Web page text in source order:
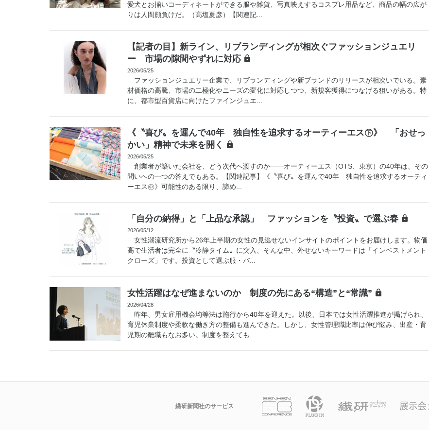
愛犬とお揃いコーディネートができる服や雑貨、写真映えするコスプレ用品など、商品の幅の広が
りは人間顔負けだ。（高塩夏彦）【関連記...
【記者の目】新ライン、リブランディングが相次ぐファッションジュエリ
ー 市場の隙間やずれに対応
2026/05/25
ファッションジュエリー企業で、リブランディングや新ブランドのリリースが相次いでいる。素
材価格の高騰、市場の二極化やニーズの変化に対応しつつ、新規客獲得につなげる狙いがある。特
に、都市型百貨店に向けたファインジュエ...
《〝喜び〟を運んで40年 独自性を追求するオーティーエス㊦》 「おせっ
かい」精神で未来を開く
2026/05/25
創業者が築いた会社を、どう次代へ渡すのか――オーティーエス（OTS、東京）の40年は、その
問いへの一つの答えでもある。【関連記事】《〝喜び〟を運んで40年 独自性を追求するオーティ
ーエス㊥》可能性のある限り、諦め...
「自分の納得」と「上品な承認」 ファッションを〝投資〟で選ぶ春
2026/05/12
女性潮流研究所から26年上半期の女性の見逃せないインサイトのポイントをお届けします。物価
高で生活者は完全に〝冷静タイム〟に突入、そんな中、外せないキーワードは「インベストメント
クローズ」です。投資として選ぶ服・バ...
女性活躍はなぜ進まないのか 制度の先にある“構造”と“常識”
2026/04/28
昨年、男女雇用機会均等法は施行から40年を迎えた。以後、日本では女性活躍推進が掲げられ、
育児休業制度や柔軟な働き方の整備も進んできた。しかし、女性管理職比率は伸び悩み、出産・育
児期の離職もなお多い。制度を整えても...
繊研新聞社のサービス